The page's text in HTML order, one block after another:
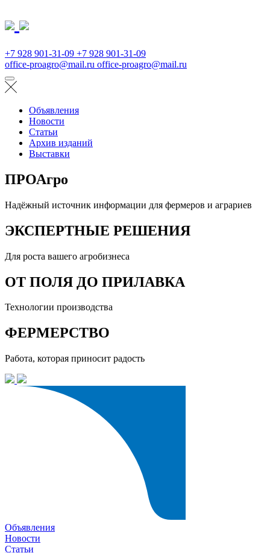
+7 928 901-31-09 +7 928 901-31-09
office-proagro@mail.ru office-proagro@mail.ru
Объявления
Новости
Статьи
Архив изданий
Выставки
ПРОАгро
Надёжный источник информации для фермеров и аграриев
ЭКСПЕРТНЫЕ РЕШЕНИЯ
Для роста вашего агробизнеса
ОТ ПОЛЯ ДО ПРИЛАВКА
Технологии производства
ФЕРМЕРСТВО
Работа, которая приносит радость
Объявления
Новости
Статьи